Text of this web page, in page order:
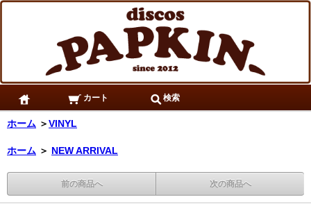
カート 検索
ホーム ＞VINYL
ホーム ＞ NEW ARRIVAL
前の商品へ 次の商品へ